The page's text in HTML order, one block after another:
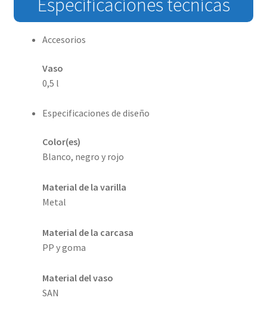
Accesorios
Vaso
0,5 l
Especificaciones de diseño
Color(es)
Blanco, negro y rojo
Material de la varilla
Metal
Material de la carcasa
PP y goma
Material del vaso
SAN